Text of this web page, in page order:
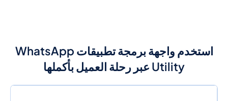
استخدم واجهة برمجة تطبيقات WhatsApp
Utility عبر رحلة العميل بأكملها